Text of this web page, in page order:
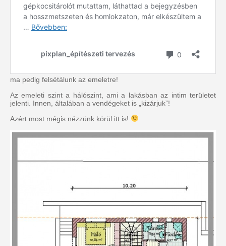
ma pedig felsétálunk az emeletre!
Az emeleti szint a hálószint, ami a lakásban az intim területet
jelenti. Innen, általában a vendégeket is „kizárjuk”!
Azért most mégis nézzünk körül itt is!